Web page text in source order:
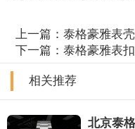
上一篇：泰格豪雅表
下一篇：泰格豪雅表
相关推荐
北京泰